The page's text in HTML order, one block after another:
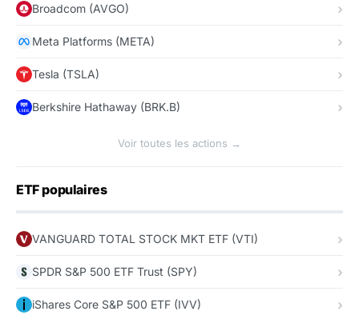
Broadcom (AVGO)
Meta Platforms (META)
Tesla (TSLA)
Berkshire Hathaway (BRK.B)
Voir toutes les actions →
ETF populaires
VANGUARD TOTAL STOCK MKT ETF (VTI)
SPDR S&P 500 ETF Trust (SPY)
iShares Core S&P 500 ETF (IVV)